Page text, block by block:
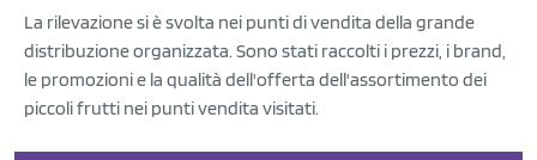
La rilevazione si è svolta nei punti di vendita della grande
distribuzione organizzata. Sono stati raccolti i prezzi, i brand,
le promozioni e la qualità dell'offerta dell'assortimento dei
piccoli frutti nei punti vendita visitati.